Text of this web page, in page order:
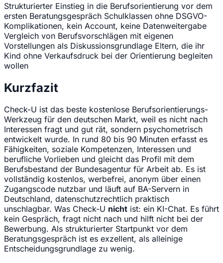
Strukturierter Einstieg in die Berufsorientierung vor dem
ersten Beratungsgespräch Schulklassen ohne DSGVO-
Komplikationen, kein Account, keine Datenweitergabe
Vergleich von Berufsvorschlägen mit eigenen
Vorstellungen als Diskussionsgrundlage Eltern, die ihr
Kind ohne Verkaufsdruck bei der Orientierung begleiten
wollen
Kurzfazit
Check-U ist das beste kostenlose Berufsorientierungs-
Werkzeug für den deutschen Markt, weil es nicht nach
Interessen fragt und gut rät, sondern psychometrisch
entwickelt wurde. In rund 80 bis 90 Minuten erfasst es
Fähigkeiten, soziale Kompetenzen, Interessen und
berufliche Vorlieben und gleicht das Profil mit dem
Berufsbestand der Bundesagentur für Arbeit ab. Es ist
vollständig kostenlos, werbefrei, anonym über einen
Zugangscode nutzbar und läuft auf BA-Servern in
Deutschland, datenschutzrechtlich praktisch
unschlagbar. Was Check-U nicht ist: ein KI-Chat. Es führt
kein Gespräch, fragt nicht nach und hilft nicht bei der
Bewerbung. Als strukturierter Startpunkt vor dem
Beratungsgespräch ist es exzellent, als alleinige
Entscheidungsgrundlage zu wenig.